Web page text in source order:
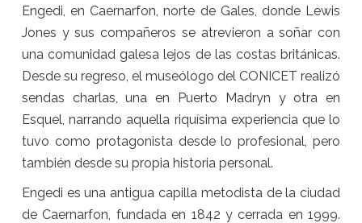
Engedi, en Caernarfon, norte de Gales, donde Lewis
Jones y sus compañeros se atrevieron a soñar con
una comunidad galesa lejos de las costas británicas.
Desde su regreso, el museólogo del CONICET realizó
sendas charlas, una en Puerto Madryn y otra en
Esquel, narrando aquella riquísima experiencia que lo
tuvo como protagonista desde lo profesional, pero
también desde su propia historia personal.
Engedi es una antigua capilla metodista de la ciudad
de Caernarfon, fundada en 1842 y cerrada en 1999.